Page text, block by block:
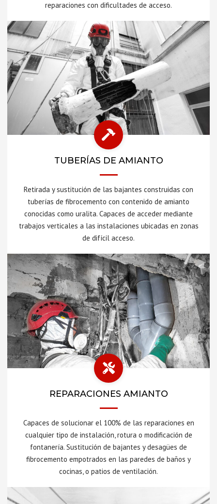
reparaciones con dificultades de acceso.
TUBERÍAS DE AMIANTO
Retirada y sustitución de las bajantes construidas con
tuberías de fibrocemento con contenido de amianto
conocidas como uralita. Capaces de acceder mediante
trabajos verticales a las instalaciones ubicadas en zonas
de difícil acceso.
REPARACIONES AMIANTO
Capaces de solucionar el 100% de las reparaciones en
cualquier tipo de instalación, rotura o modificación de
fontanería. Sustitución de bajantes y desagües de
fibrocemento empotrados en las paredes de baños y
cocinas, o patios de ventilación.